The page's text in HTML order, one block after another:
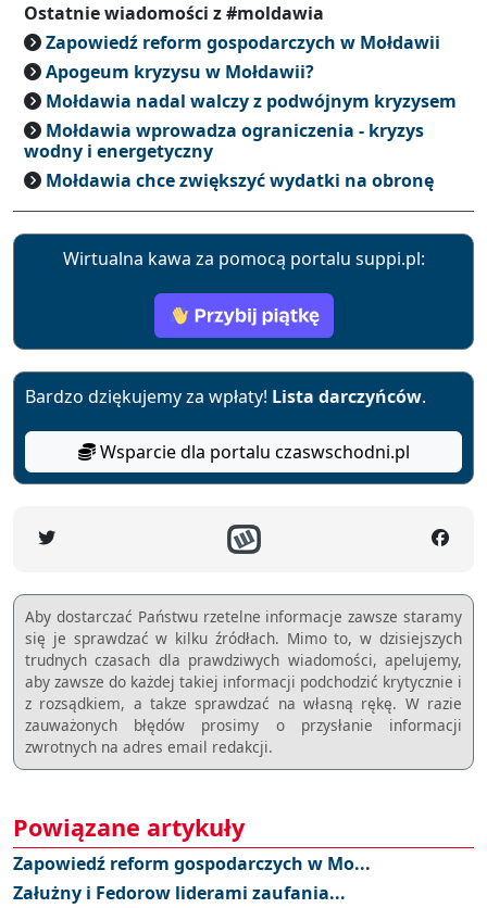
Ostatnie wiadomości z #moldawia
Zapowiedź reform gospodarczych w Mołdawii
Apogeum kryzysu w Mołdawii?
Mołdawia nadal walczy z podwójnym kryzysem
Mołdawia wprowadza ograniczenia - kryzys
wodny i energetyczny
Mołdawia chce zwiększyć wydatki na obronę
Wirtualna kawa za pomocą portalu suppi.pl:
Bardzo dziękujemy za wpłaty! Lista darczyńców.
Wsparcie dla portalu czaswschodni.pl
Aby dostarczać Państwu rzetelne informacje zawsze staramy
się je sprawdzać w kilku źródłach. Mimo to, w dzisiejszych
trudnych czasach dla prawdziwych wiadomości, apelujemy,
aby zawsze do każdej takiej informacji podchodzić krytycznie i
z rozsądkiem, a takze sprawdzać na własną rękę. W razie
zauważonych błędów prosimy o przysłanie informacji
zwrotnych na adres email redakcji.
Powiązane artykuły
Zapowiedź reform gospodarczych w Mo...
Załużny i Fedorow liderami zaufania...